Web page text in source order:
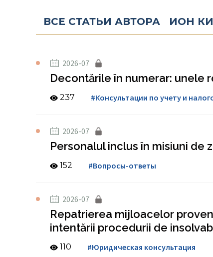
ВСЕ СТАТЬИ АВТОРА ИОН
2026-07
Decontările în numerar: unele
237 #Консультации по учету и
2026-07
Personalul inclus în misiuni de
152 #Вопросы-ответы
2026-07
Repatrierea mijloacelor
intentării procedurii de
110 #Юридическая консультация